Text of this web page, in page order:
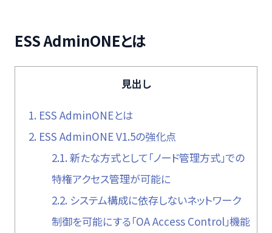
ESS AdminONEとは
見出し
1. ESS AdminONEとは
2. ESS AdminONE V1.5の強化点
2.1. 新たな方式として「ノード管理方式」での
特権アクセス管理が可能に
2.2. システム構成に依存しないネットワーク
制御を可能にする「OA Access Control」機能